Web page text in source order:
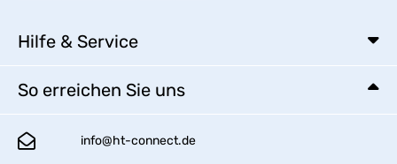
Hilfe & Service
So erreichen Sie uns
info@ht-connect.de